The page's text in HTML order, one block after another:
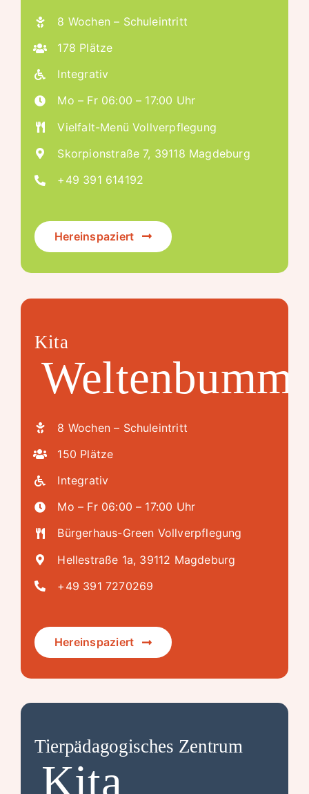
8 Wochen – Schuleintritt
178 Plätze
Integrativ
Mo – Fr 06:00 – 17:00 Uhr
Vielfalt-Menü Vollverpflegung
Skorpionstraße 7, 39118 Magdeburg
+49 391 614192
Hereinspaziert
Kita
8 Wochen – Schuleintritt
150 Plätze
Integrativ
Mo – Fr 06:00 – 17:00 Uhr
Bürgerhaus-Green Vollverpflegung
Hellestraße 1a, 39112 Magdeburg
+49 391 7270269
Hereinspaziert
Tierpädagogisches Zentrum
Kita